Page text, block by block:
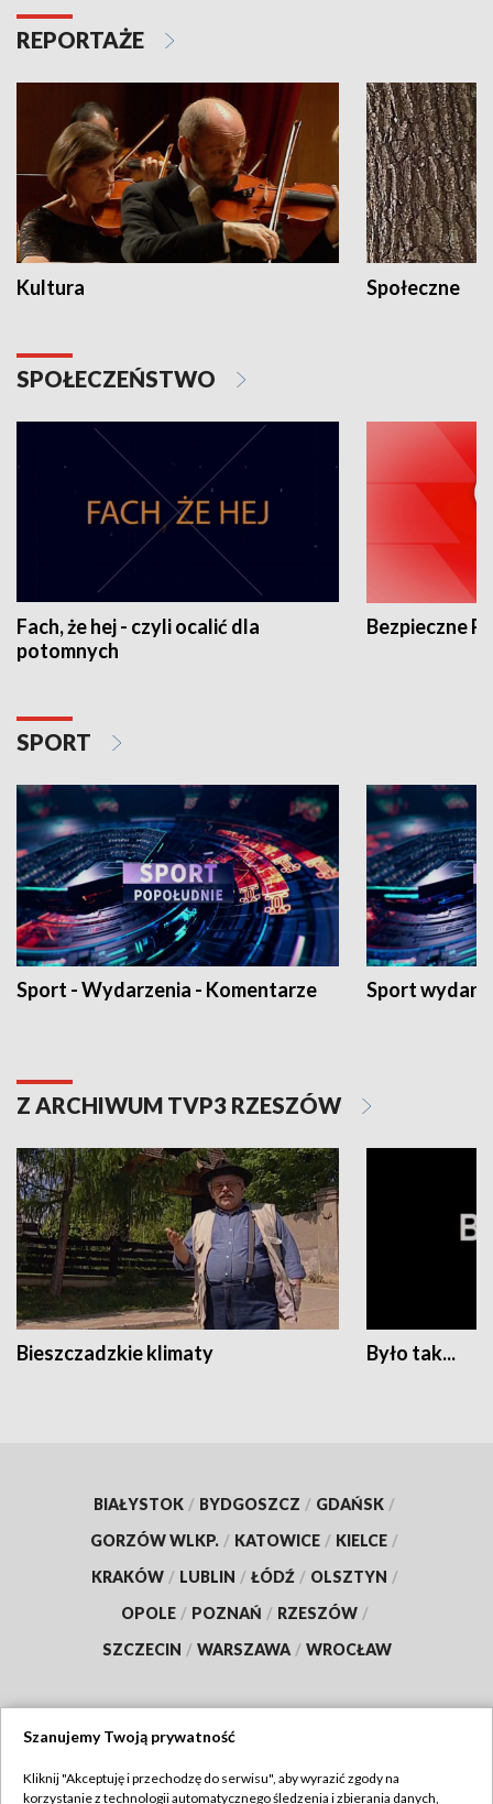
REPORTAŻE
Kultura Społeczne
SPOŁECZEŃSTWO
Fach, że hej - czyli ocalić dla
potomnych
Bezpieczne
SPORT
Sport - Wydarzenia - Komentarze Sport
Z ARCHIWUM TVP3 RZESZÓW
Bieszczadzkie klimaty Było tak...
BIAŁYSTOK / BYDGOSZCZ / GDAŃSK /
GORZÓW WLKP. / KATOWICE / KIELCE /
KRAKÓW / LUBLIN / ŁÓDŹ / OLSZTYN /
OPOLE / POZNAŃ / RZESZÓW /
SZCZECIN / WARSZAWA / WROCŁAW
Szanujemy Twoją prywatność
Kliknij "Akceptuję i przechodzę do serwisu", aby wyrazić zgody na
korzystanie z technologii automatycznego śledzenia i zbierania danych,